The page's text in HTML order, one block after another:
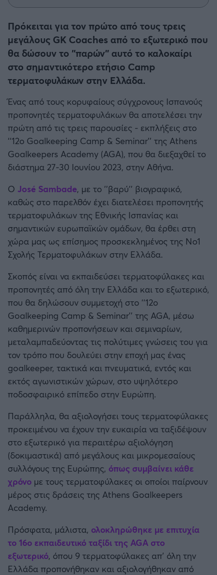
Λεβαδειακός
ΟΦΗ
Ατρόμητος Αθηνών
Κηφισιά
Αστέρας Τρίπολης
Παναιτωλικός
Καλαμάτα
Ηρακλής
Μπαρτσελόνα
Ρεάλ Μαδρίτης
Ατλέτικο Μαδρίτης
Μάντσεστερ Γιουνάιτεντ
Μάντσεστερ Σίτι
Τσέλσι
Άρσεναλ
Γιουβέντους
Μίλαν
Μπάγερν Μονάχου
Συνεντεύξεις
Μια Ιστορία από την Πόλη
Πρόκειται για τον πρώτο από τους τρεις
μεγάλους GK Coaches από το εξωτερικό που
θα δώσουν το ''παρών'' αυτό το καλοκαίρι
στο σημαντικότερο ετήσιο Camp
τερματοφυλάκων στην Ελλάδα.
Ένας από τους κορυφαίους σύγχρονους Ισπανούς
προπονητές τερματοφυλάκων θα αποτελέσει την
πρώτη από τις τρεις παρουσίες - εκπλήξεις στο
‘‘12ο Goalkeeping Camp & Seminar’’ της Athens
Goalkeepers Academy (AGA), που θα διεξαχθεί το
διάστημα 27-30 Ιουνίου 2023, στην Αθήνα.
Ο José Sambade, με το ''βαρύ'' βιογραφικό,
καθώς στο παρελθόν έχει διατελέσει προπονητής
τερματοφυλάκων της Εθνικής Ισπανίας και
σημαντικών ευρωπαϊκών ομάδων, θα έρθει στη
χώρα μας ως επίσημος προσκεκλημένος της No1
Σχολής Τερματοφυλάκων στην Ελλάδα.
Σκοπός είναι να εκπαιδεύσει τερματοφύλακες και
προπονητές από όλη την Ελλάδα και το εξωτερικό,
που θα δηλώσουν συμμετοχή στο ‘‘12ο
Goalkeeping Camp & Seminar’’ της AGA, μέσω
καθημερινών προπονήσεων και σεμιναρίων,
μεταλαμπαδεύοντας τις πολύτιμες γνώσεις του για
τον τρόπο που δουλεύει στην εποχή μας ένας
goalkeeper, τακτικά και πνευματικά, εντός και
εκτός αγωνιστικών χώρων, στο υψηλότερο
ποδοσφαιρικό επίπεδο στην Ευρώπη.
Παράλληλα, θα αξιολογήσει τους τερματοφύλακες
προκειμένου να έχουν την ευκαιρία να ταξιδέψουν
στο εξωτερικό για περαιτέρω αξιολόγηση
(δοκιμαστικά) από μεγάλους και μικρομεσαίους
συλλόγους της Ευρώπης, όπως συμβαίνει κάθε
χρόνο με τους τερματοφύλακες οι οποίοι παίρνουν
μέρος στις δράσεις της Athens Goalkeepers
Academy.
Πρόσφατα, μάλιστα, ολοκληρώθηκε με επιτυχία
το 16ο εκπαιδευτικό ταξίδι της AGA στο
εξωτερικό, όπου 9 τερματοφύλακες απ’ όλη την
Ελλάδα προπονήθηκαν και αξιολογήθηκαν από